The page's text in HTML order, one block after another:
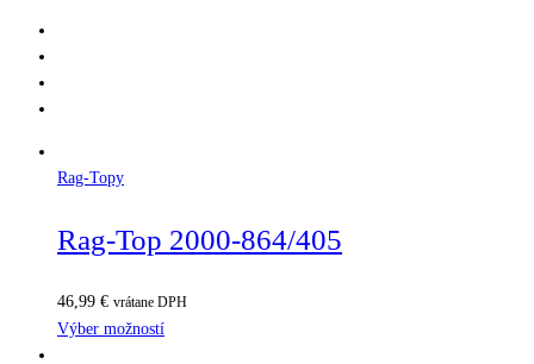
Rag-Topy
Rag-Top 2000-864/405
46,99 € vrátane DPH
Výber možností